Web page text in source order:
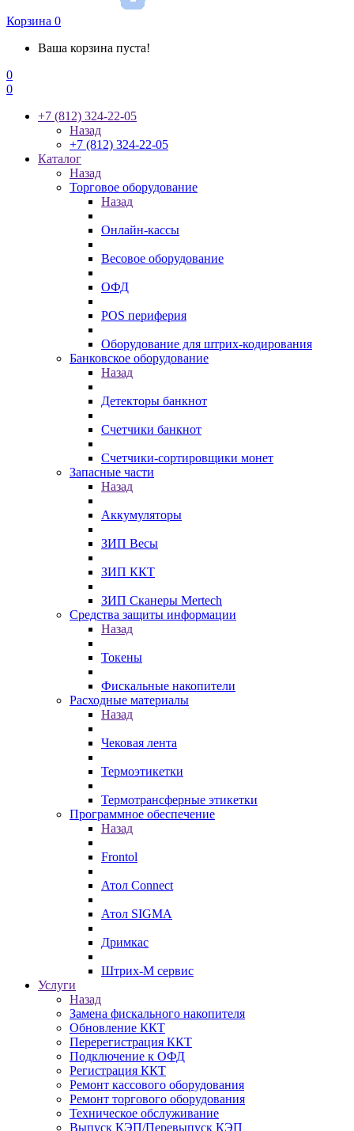
Корзина 0
Ваша корзина пуста!
0
0
+7 (812) 324-22-05
Назад
+7 (812) 324-22-05
Каталог
Назад
Торговое оборудование
Назад
Онлайн-кассы
Весовое оборудование
ОФД
POS периферия
Оборудование для штрих-кодирования
Банковское оборудование
Назад
Детекторы банкнот
Счетчики банкнот
Счетчики-сортировщики монет
Запасные части
Назад
Аккумуляторы
ЗИП Весы
ЗИП ККТ
ЗИП Сканеры Mertech
Средства защиты информации
Назад
Токены
Фискальные накопители
Расходные материалы
Назад
Чековая лента
Термоэтикетки
Термотрансферные этикетки
Программное обеспечение
Назад
Frontol
Атол Connect
Атол SIGMA
Дримкас
Штрих-М сервис
Услуги
Назад
Замена фискального накопителя
Обновление ККТ
Перерегистрация ККТ
Подключение к ОФД
Регистрация ККТ
Ремонт кассового оборудования
Ремонт торгового оборудования
Техническое обслуживание
Выпуск КЭП/Перевыпуск КЭП